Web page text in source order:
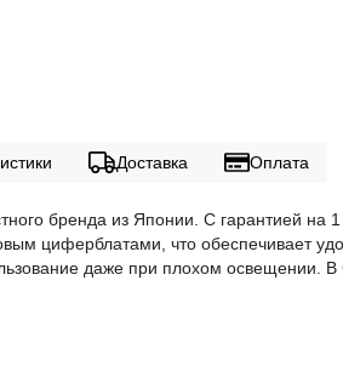
Доставка Оплата
бренда из Японии. С гарантией на
циферблатами, что обеспечивает
даже при плохом освещении.